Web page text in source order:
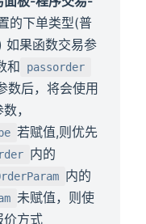
的下单类型(普
如果函数交易参
和
passorder
数后，将会使用
，
若赋值,则优先
内的
内的
未赋值，则使
价方式